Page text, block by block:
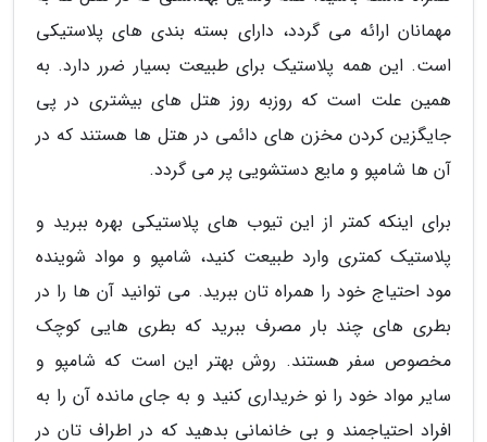
مهمانان ارائه می گردد، دارای بسته بندی های پلاستیکی
است. این همه پلاستیک برای طبیعت بسیار ضرر دارد. به
همین علت است که روزبه روز هتل های بیشتری در پی
جایگزین کردن مخزن های دائمی در هتل ها هستند که در
آن ها شامپو و مایع دستشویی پر می گردد.
برای اینکه کمتر از این تیوب های پلاستیکی بهره ببرید و
پلاستیک کمتری وارد طبیعت کنید، شامپو و مواد شوینده
مود احتیاج خود را همراه تان ببرید. می توانید آن ها را در
بطری های چند بار مصرف ببرید که بطری هایی کوچک
مخصوص سفر هستند. روش بهتر این است که شامپو و
سایر مواد خود را نو خریداری کنید و به جای مانده آن را به
افراد احتیاجمند و بی خانمانی بدهید که در اطراف تان در